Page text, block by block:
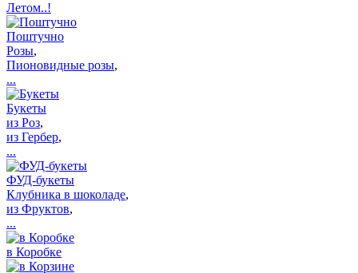
Летом..!
Поштучно
Розы,
Пионовидные розы,
...
Букеты
из Роз,
из Гербер,
...
ФУД-букеты
Клубника в шоколаде,
из Фруктов,
...
в Коробке